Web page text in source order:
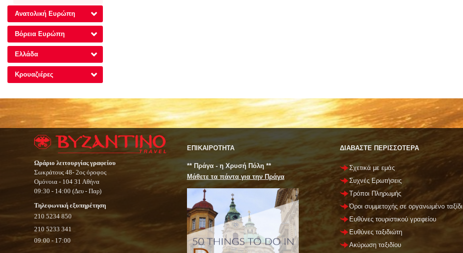
Ανατολική Ευρώπη
Βόρεια Ευρώπη
Ελλάδα
Κρουαζιέρες
Ωράριο λειτουργίας γραφείου
Σωκράτους 48- 2ος όροφος
Ομόνοια - 104 31 Αθήνα
09:30 - 14:00 (Δευ - Παρ)
Τηλεφωνική εξυπηρέτηση
210 5234 850
210 5233 341
09:00 - 17:00
ΕΠΙΚΑΙΡΟΤΗΤΑ
** Πράγα - η Χρυσή Πόλη **
Μάθετε τα πάντα για την Πράγα
ΔΙΑΒΑΣΤΕ ΠΕΡΙΣΣΟΤΕΡΑ
Σχετικά με εμάς
Συχνές Ερωτήσεις
Τρόποι Πληρωμής
Όροι συμμετοχής σε οργανωμένο ταξίδι
Ευθύνες τουριστικού γραφείου
Ευθύνες ταξιδιώτη
Ακύρωση ταξιδίου